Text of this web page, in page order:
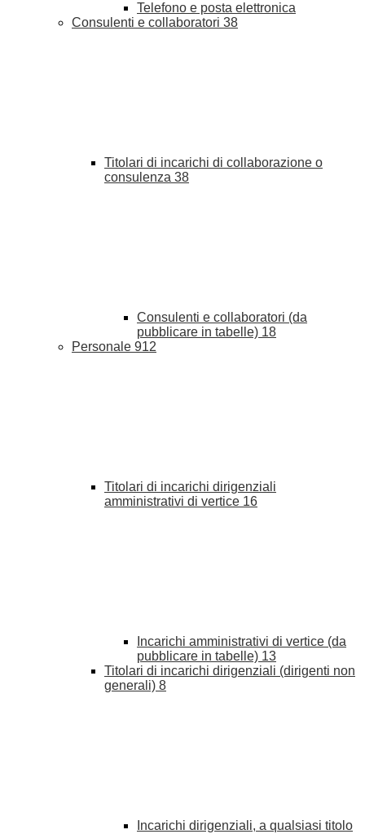
Telefono e posta elettronica
Consulenti e collaboratori 38
Titolari di incarichi di collaborazione o
consulenza 38
Consulenti e collaboratori (da
pubblicare in tabelle) 18
Personale 912
Titolari di incarichi dirigenziali
amministrativi di vertice 16
Incarichi amministrativi di vertice (da
pubblicare in tabelle) 13
Titolari di incarichi dirigenziali (dirigenti non
generali) 8
Incarichi dirigenziali, a qualsiasi titolo